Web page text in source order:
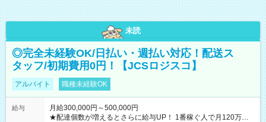
未読
◎完全未経験OK/日払い・週払い対応！配送ス
タッフ/初期費用0円！【JCSロジスコ】
アルバイト 職種未経験OK
給与
月給300,000円～500,000円
★配達個数が増えるとさらに給与UP！ 1番稼ぐ人で月120万ほ